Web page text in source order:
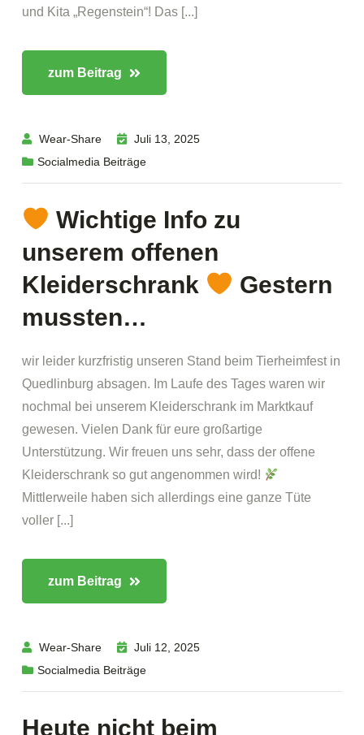
und Kita „Regenstein“! Das [...]
zum Beitrag
Wear-Share
Juli 13, 2025
Socialmedia Beiträge
Wichtige Info zu
unserem offenen
Kleiderschrank
Gestern
mussten…
wir leider kurzfristig unseren Stand beim Tierheimfest in
Quedlinburg absagen. Im Laufe des Tages waren wir
nochmal bei unserem Kleiderschrank im Marktkauf
gewesen. Vielen Dank für eure großartige
Unterstützung. Wir freuen uns sehr, dass der offene
Kleiderschrank so gut angenommen wird!
Mittlerweile haben sich allerdings eine ganze Tüte
voller [...]
zum Beitrag
Wear-Share
Juli 12, 2025
Socialmedia Beiträge
Heute nicht beim